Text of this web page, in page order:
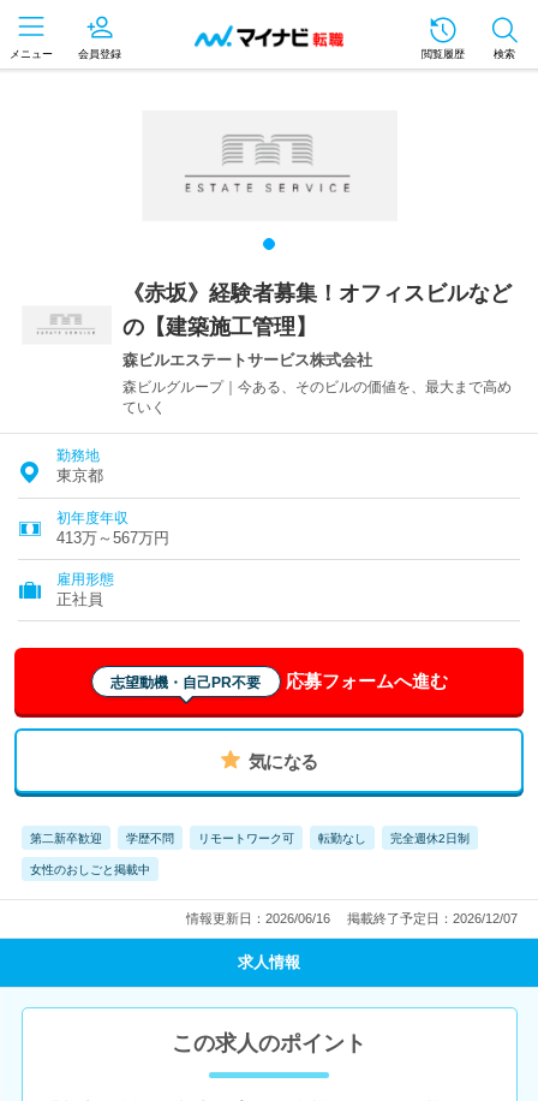
メニュー 会員登録 閲覧履歴 検索
《赤坂》経験者募集！オフィスビルなど
の【建築施工管理】
森ビルエステートサービス株式会社
森ビルグループ｜今ある、そのビルの価値を、最大まで高め
ていく
勤務地
東京都
初年度年収
413万～567万円
雇用形態
正社員
志望動機・自己PR不要 応募フォームへ進む
気になる
第二新卒歓迎 学歴不問 リモートワーク可 転勤なし 完全週休2日制
女性のおしごと掲載中
情報更新日：2026/06/16 掲載終了予定日：2026/12/07
求人情報
この求人のポイント